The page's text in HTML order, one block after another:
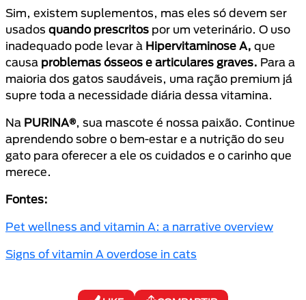
Sim, existem suplementos, mas eles só devem ser
usados quando prescritos por um veterinário. O uso
inadequado pode levar à Hipervitaminose A, que
causa problemas ósseos e articulares graves. Para a
maioria dos gatos saudáveis, uma ração premium já
supre toda a necessidade diária dessa vitamina.
Na PURINA®, sua mascote é nossa paixão. Continue
aprendendo sobre o bem-estar e a nutrição do seu
gato para oferecer a ele os cuidados e o carinho que
merece.
Fontes:
Pet wellness and vitamin A: a narrative overview
Signs of vitamin A overdose in cats